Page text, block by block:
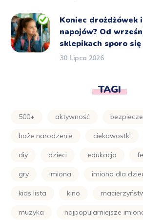
Koniec drożdżówek
napojów? Od
sklepikach sporo
30 Lipca 2026
TAGI
500+ aktywność
boże narodzenie ciekawostki
diy dzieci edukacja
gry imiona imiona dla
kids lista kino
muzyka najpopularniejsze